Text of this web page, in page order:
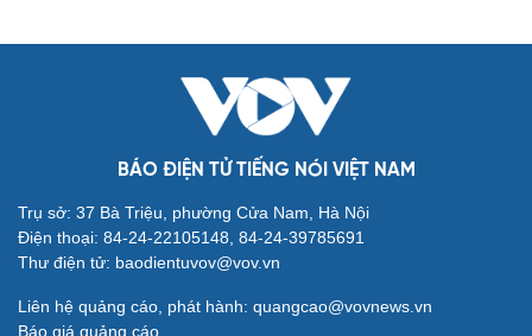
BÁO ĐIỆN TỬ TIẾNG NÓI VIỆT NAM
Trụ sở: 37 Bà Triệu, phường Cửa Nam, Hà Nội
Điện thoại: 84-24-22105148, 84-24-39785691
Thư điện tử: baodientuvov@vov.vn
Liên hệ quảng cáo, phát hành: quangcao@vovnews.vn
Báo giá quảng cáo